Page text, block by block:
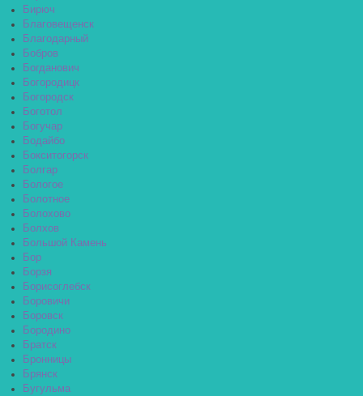
Бирюч
Благовещенск
Благодарный
Бобров
Богданович
Богородицк
Богородск
Боготол
Богучар
Бодайбо
Бокситогорск
Болгар
Бологое
Болотное
Болохово
Болхов
Большой Камень
Бор
Борзя
Борисоглебск
Боровичи
Боровск
Бородино
Братск
Бронницы
Брянск
Бугульма